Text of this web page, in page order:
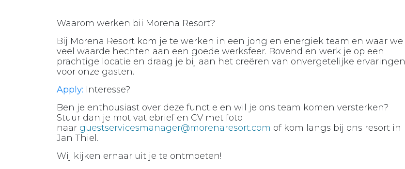
Waarom werken bii Morena Resort?
Bij Morena Resort kom je te werken in een jong en energiek team en waar we
veel waarde hechten aan een goede werksfeer. Bovendien werk je op een
prachtige locatie en draag je bij aan het creëren van onvergetelijke ervaringen
voor onze gasten.
Apply: Interesse?
Ben je enthousiast over deze functie en wil je ons team komen versterken?
Stuur dan je motivatiebrief en CV met foto
naar guestservicesmanager@morenaresort.com of kom langs bij ons resort in
Jan Thiel.
Wij kijken ernaar uit je te ontmoeten!